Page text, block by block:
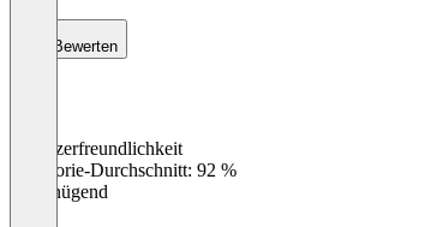
Bewerten
Benutzerfreundlichkeit
Kategorie-Durchschnitt: 92 %
Ungenügend